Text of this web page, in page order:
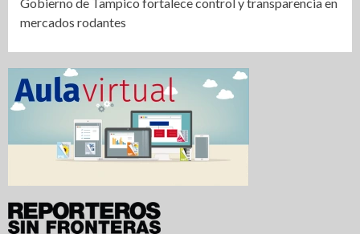
Gobierno de Tampico fortalece control y transparencia en
mercados rodantes